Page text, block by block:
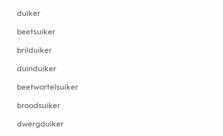
duiker
beetsuiker
brilduiker
duinduiker
beetwortelsuiker
broodsuiker
dwergduiker